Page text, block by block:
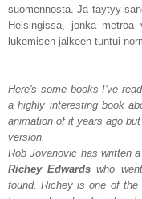
suomennosta. Ja täytyy
Helsingissä, jonka metroa
lukemisen jälkeen tuntui
Here's some books I've
a highly interesting book
animation of it years ago
version.
Rob Jovanovic has written
Richey Edwards who
found. Richey is one of